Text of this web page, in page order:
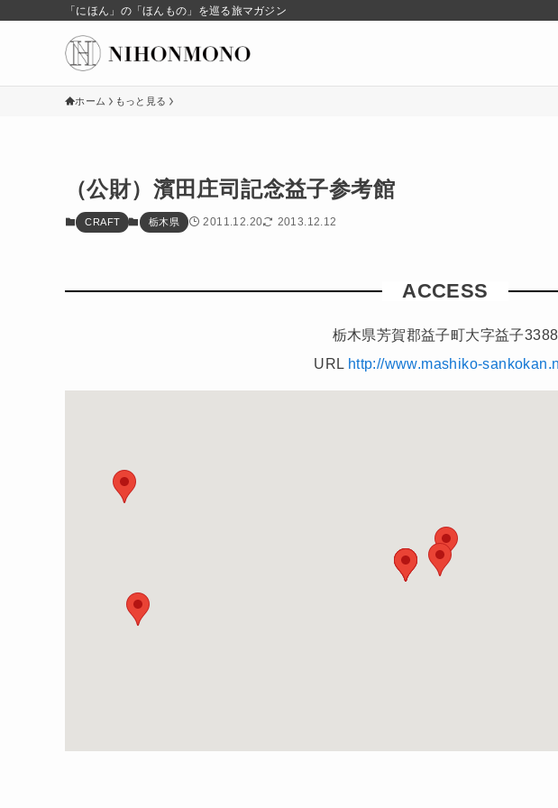
「にほん」の「ほんもの」を巡る旅マガジン
ホーム もっと見る
（公財）濱田庄司記念益子参考館
CRAFT 栃木県 2011.12.20 2013.12.12
ACCESS
栃木県芳賀郡益子町大字益子3388
URL http://www.mashiko-